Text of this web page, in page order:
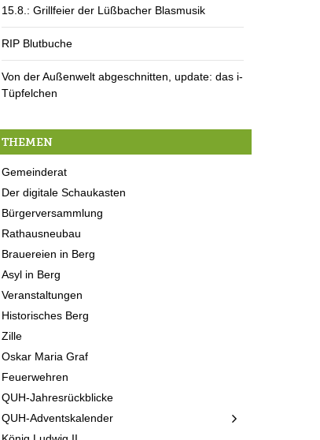
15.8.: Grillfeier der Lüßbacher Blasmusik
RIP Blutbuche
Von der Außenwelt abgeschnitten, update: das i-
Tüpfelchen
THEMEN
Gemeinderat
Der digitale Schaukasten
Bürgerversammlung
Rathausneubau
Brauereien in Berg
Asyl in Berg
Veranstaltungen
Historisches Berg
Zille
Oskar Maria Graf
Feuerwehren
QUH-Jahresrückblicke
QUH-Adventskalender